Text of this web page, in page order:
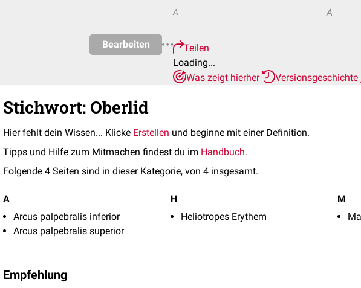
Bearbeiten
A A
Teilen
Loading...
Was zeigt hierher
Versionsgeschichte
Stichwort: Oberlid
Hier fehlt dein Wissen... Klicke Erstellen und beginne mit einer Definition.
Tipps und Hilfe zum Mitmachen findest du im Handbuch.
Folgende 4 Seiten sind in dieser Kategorie, von 4 insgesamt.
A
Arcus palpebralis inferior
Arcus palpebralis superior
H
Heliotropes Erythem
M
Empfehlung